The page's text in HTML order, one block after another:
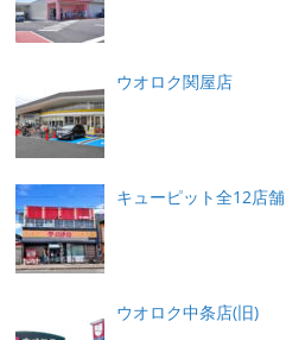
ウオロク関屋店
キューピット全12店舗
ウオロク中条店(旧)